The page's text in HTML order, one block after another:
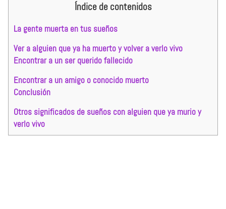
Índice de contenidos
La gente muerta en tus sueños
Ver a alguien que ya ha muerto y volver a verlo vivo
Encontrar a un ser querido fallecido
Encontrar a un amigo o conocido muerto
Conclusión
Otros significados de sueños con alguien que ya murio y
verlo vivo